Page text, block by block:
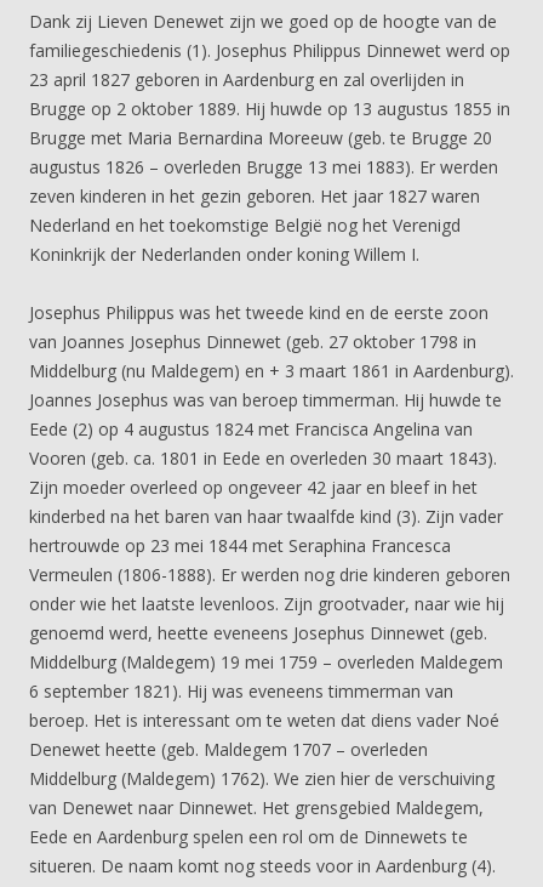
Dank zij Lieven Denewet zijn we goed op de hoogte van de
familiegeschiedenis (1). Josephus Philippus Dinnewet werd op
23 april 1827 geboren in Aardenburg en zal overlijden in
Brugge op 2 oktober 1889. Hij huwde op 13 augustus 1855 in
Brugge met Maria Bernardina Moreeuw (geb. te Brugge 20
augustus 1826 – overleden Brugge 13 mei 1883). Er werden
zeven kinderen in het gezin geboren. Het jaar 1827 waren
Nederland en het toekomstige België nog het Verenigd
Koninkrijk der Nederlanden onder koning Willem I.
Josephus Philippus was het tweede kind en de eerste zoon
van Joannes Josephus Dinnewet (geb. 27 oktober 1798 in
Middelburg (nu Maldegem) en + 3 maart 1861 in Aardenburg).
Joannes Josephus was van beroep timmerman. Hij huwde te
Eede (2) op 4 augustus 1824 met Francisca Angelina van
Vooren (geb. ca. 1801 in Eede en overleden 30 maart 1843).
Zijn moeder overleed op ongeveer 42 jaar en bleef in het
kinderbed na het baren van haar twaalfde kind (3). Zijn vader
hertrouwde op 23 mei 1844 met Seraphina Francesca
Vermeulen (1806-1888). Er werden nog drie kinderen geboren
onder wie het laatste levenloos. Zijn grootvader, naar wie hij
genoemd werd, heette eveneens Josephus Dinnewet (geb.
Middelburg (Maldegem) 19 mei 1759 – overleden Maldegem
6 september 1821). Hij was eveneens timmerman van
beroep. Het is interessant om te weten dat diens vader Noé
Denewet heette (geb. Maldegem 1707 – overleden
Middelburg (Maldegem) 1762). We zien hier de verschuiving
van Denewet naar Dinnewet. Het grensgebied Maldegem,
Eede en Aardenburg spelen een rol om de Dinnewets te
situeren. De naam komt nog steeds voor in Aardenburg (4).